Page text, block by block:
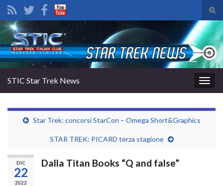
il
di
Search for:
la
STIC Star Trek News
Star Trek: concorsi StarCon – Omega Short&Graphics
STAR TREK: PICARD terza stagione
DIC
22
2022
Dalla Titan Books “Q and false”